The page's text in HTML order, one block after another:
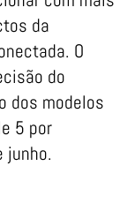
da
O
do
dos modelos
5 por
junho.